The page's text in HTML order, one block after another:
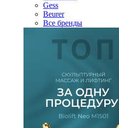
Gess
Beurer
Все бренды